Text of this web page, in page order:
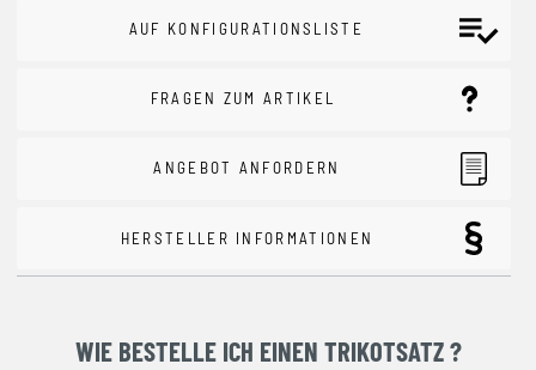
AUF KONFIGURATIONSLISTE
FRAGEN ZUM ARTIKEL
ANGEBOT ANFORDERN
HERSTELLER INFORMATIONEN
WIE BESTELLE ICH EINEN TRIKOTSATZ ?